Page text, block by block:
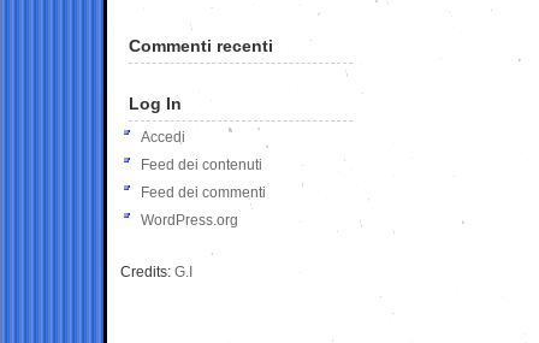
Commenti recenti
Log In
Accedi
Feed dei contenuti
Feed dei commenti
WordPress.org
Credits: G.I